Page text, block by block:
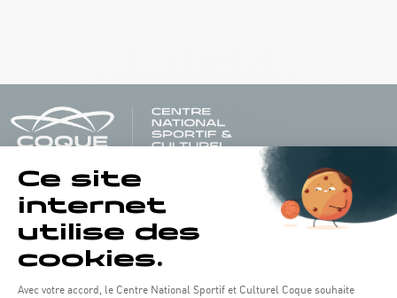
Horaires d'ouverture du batiment de la Coque :